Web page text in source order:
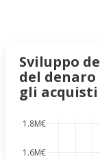
Sviluppo
del denaro
gli
1.6M€
1.8M€